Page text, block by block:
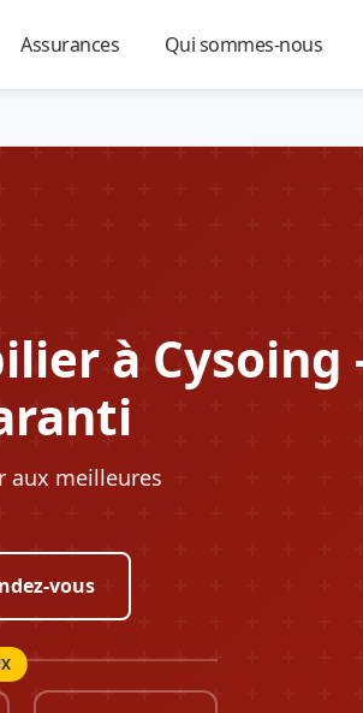
Assurances Qui sommes-nous
à Cysoing
aux meilleures
vous